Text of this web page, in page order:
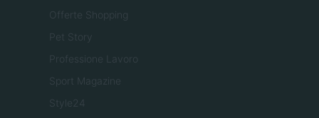
Offerte Shopping
Pet Story
Professione Lavoro
Sport Magazine
Style24